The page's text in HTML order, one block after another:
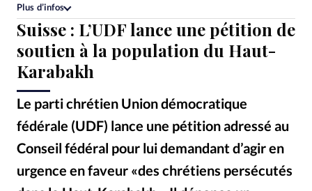
Société
Bible
Toute l'actualité
Se connecter
Devise:CHF
RUBRIQUES
Suisse : L’UDF lance une pétition de
soutien à la population du Haut-
Karabakh
Le parti chrétien Union démocratique
fédérale (UDF) lance une pétition adressé au
Conseil fédéral pour lui demandant d’agir en
urgence en faveur «des chrétiens persécutés
Plus d’infos